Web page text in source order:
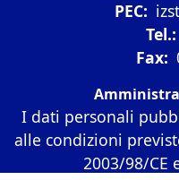
PEC:
Tel.:
Fax:
I dati personali
alle condizioni
2003/98/CE